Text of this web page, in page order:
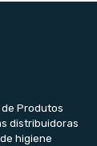
Produtos
distribuidoras
higiene